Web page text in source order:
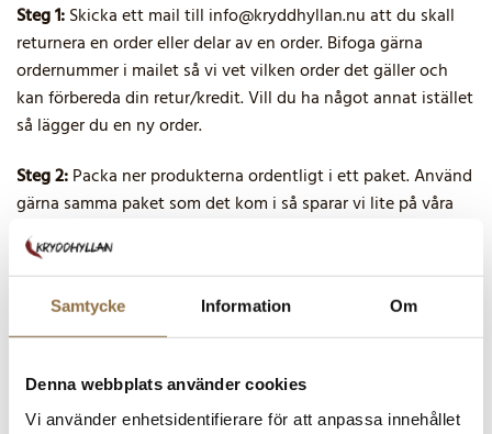
Samtycke Information Om
Denna webbplats använder cookies
Vi använder enhetsidentifierare för att anpassa innehållet
Steg 1:Skicka ett mail till info@kryddhyllan.nu att du skall
returnera en order eller delar av en order. Bifoga gärna
ordernummer i mailet så vi vet vilken order det gäller och
kan förbereda din retur/kredit. Vill du ha något annat istället
så lägger du en ny order.
Steg 2:Packa ner produkterna ordentligt i ett paket. Använd
gärna samma paket som det kom i så sparar vi lite på våra
naturresurser också!
Steg 3:Se till att paketet är ordentligt förslutet. (tejpa lite
Ni betalar för returfrakten (gäller vid felköp, ångerrätt mm).
Vid reklamation står vi för alla kostnader runt returen.